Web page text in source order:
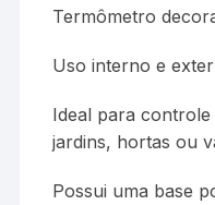
Termômetro
Uso interno e
Ideal para
jardins, hortas ou
Possui uma base